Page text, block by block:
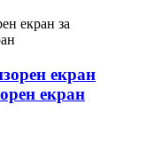
екран
екран